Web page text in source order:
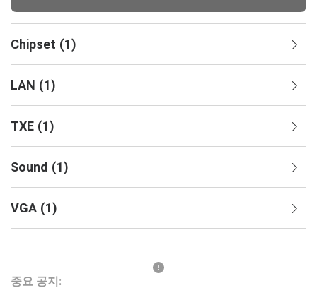
Chipset (1)
LAN (1)
TXE (1)
Sound (1)
VGA (1)
중요 공지: